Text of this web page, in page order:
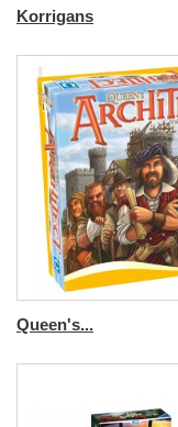
Korrigans
Queen's...